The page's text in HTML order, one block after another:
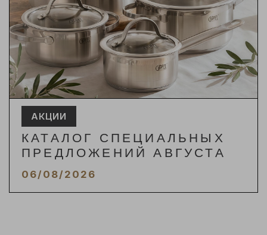
АКЦИИ
КАТАЛОГ СПЕЦИАЛЬНЫХ
ПРЕДЛОЖЕНИЙ АВГУСТА
06/08/2026